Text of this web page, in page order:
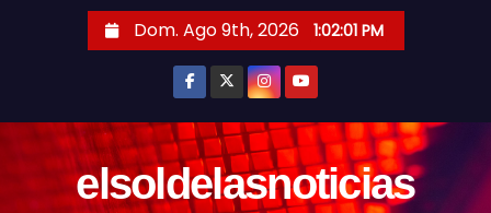
Dom. Ago 9th, 2026 1:02:02 PM
elsoldelasnoticias